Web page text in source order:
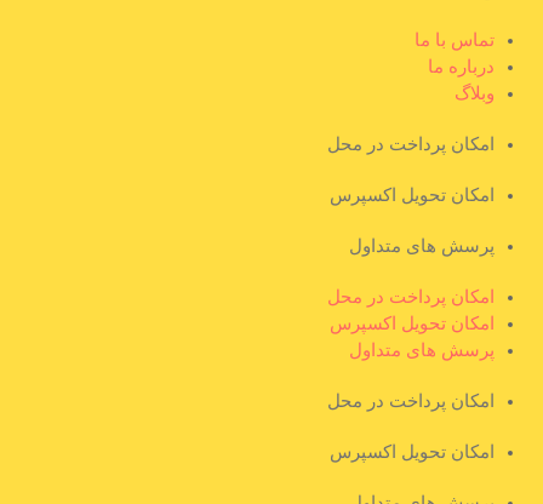
تماس با ما
درباره ما
وبلاگ
امکان پرداخت در محل
امکان تحویل اکسپرس
پرسش های متداول
امکان پرداخت در محل
امکان تحویل اکسپرس
پرسش های متداول
امکان پرداخت در محل
امکان تحویل اکسپرس